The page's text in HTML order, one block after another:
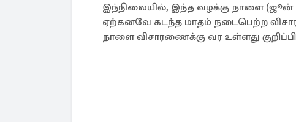
இந்நிலையில், இந்த வழக்கு நாளை (ஜூன்
ஏற்கனவே கடந்த மாதம் நடைபெற்ற
நாளை விசாரணைக்கு வர உள்ளது